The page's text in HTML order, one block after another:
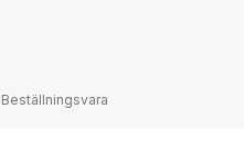
Beställningsvara